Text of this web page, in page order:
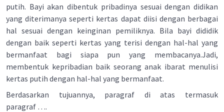
putih. Bayi akan dibentuk pribadinya sesuai dengan didikan
yang diterimanya seperti kertas dapat diisi dengan berbagai
hal sesuai dengan keinginan pemiliknya. Bila bayi dididik
dengan baik seperti kertas yang terisi dengan hal-hal yang
bermanfaat bagi siapa pun yang membacanya.Jadi,
membentuk kepribadian baik seorang anak ibarat menulisi
kertas putih dengan hal-hal yang bermanfaat.
Berdasarkan tujuannya, paragraf di atas termasuk
paragraf ….